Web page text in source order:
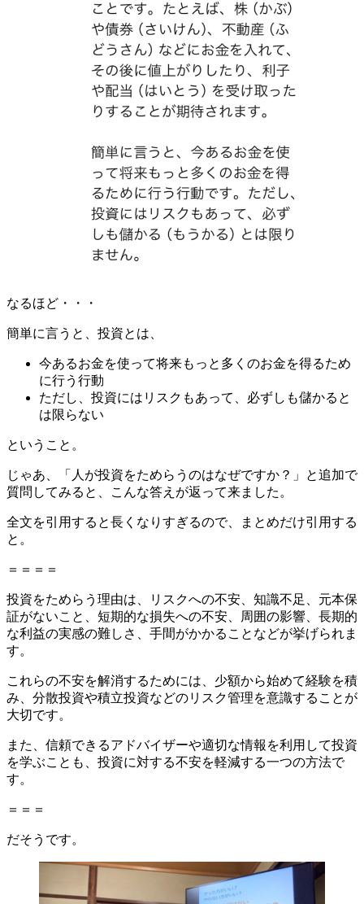
なるほど・・・
簡単に言うと、投資とは、
今あるお金を使って将来もっと多くのお金を得るため
に行う行動
ただし、投資にはリスクもあって、必ずしも儲かると
は限らない
ということ。
じゃあ、「人が投資をためらうのはなぜですか？」と追加で
質問してみると、こんな答えが返って来ました。
全文を引用すると長くなりすぎるので、まとめだけ引用する
と。
＝＝＝＝
投資をためらう理由は、リスクへの不安、知識不足、元本保
証がないこと、短期的な損失への不安、周囲の影響、長期的
な利益の実感の難しさ、手間がかかることなどが挙げられま
す。
これらの不安を解消するためには、少額から始めて経験を積
み、分散投資や積立投資などのリスク管理を意識することが
大切です。
また、信頼できるアドバイザーや適切な情報を利用して投資
を学ぶことも、投資に対する不安を軽減する一つの方法で
す。
＝＝＝
だそうです。